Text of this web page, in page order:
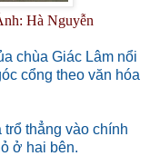
Hà Nguyễn
chùa Giác Lâm nổi
cổng theo văn hóa
thẳng vào chính
ở hai bên.